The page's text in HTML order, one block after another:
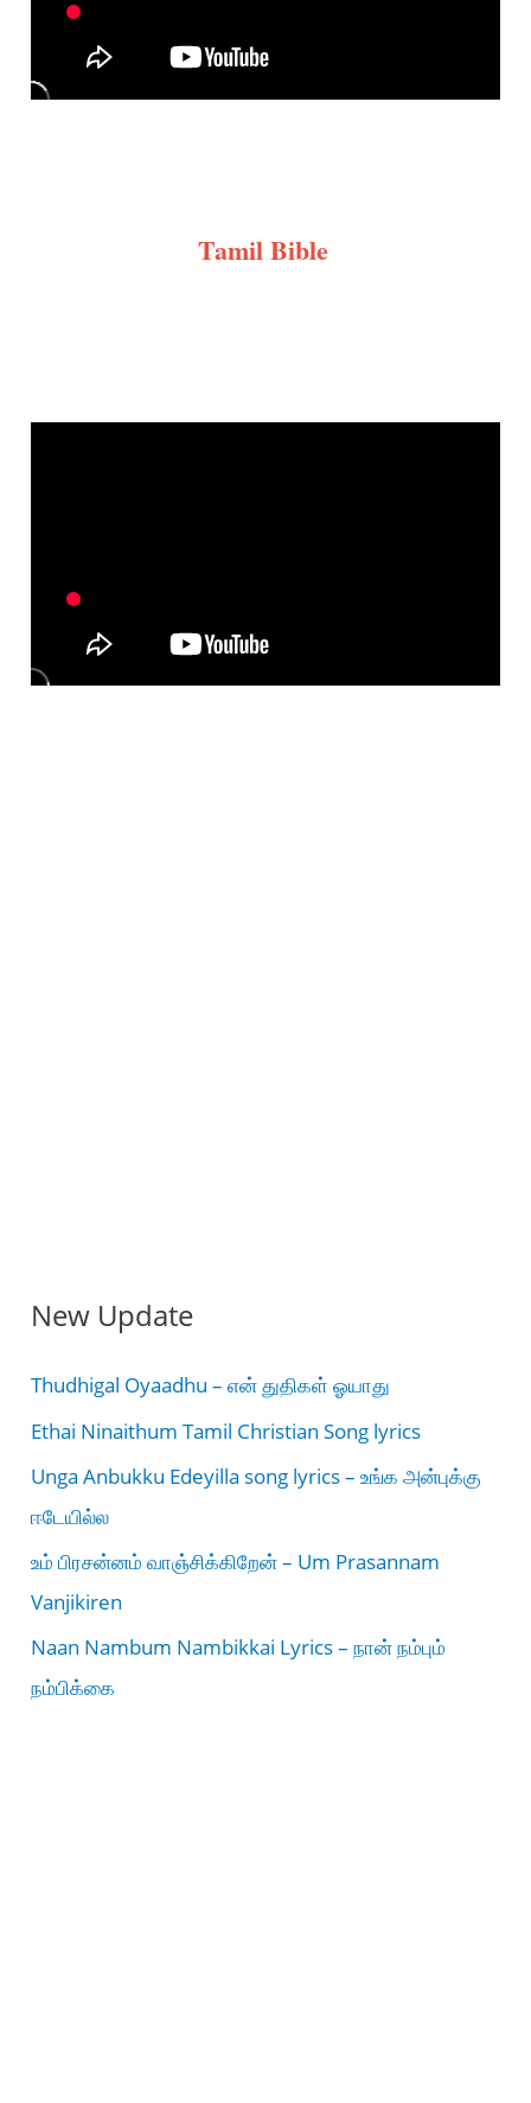
Tamil Bible
New Update
Thudhigal Oyaadhu – என் துதிகள் ஓயாது
Ethai Ninaithum Tamil Christian Song lyrics
Unga Anbukku Edeyilla song lyrics – உங்க அன்புக்கு
ஈடேயில்ல
உம் பிரசன்னம் வாஞ்சிக்கிறேன் – Um Prasannam
Vanjikiren
Naan Nambum Nambikkai Lyrics – நான் நம்பும்
நம்பிக்கை